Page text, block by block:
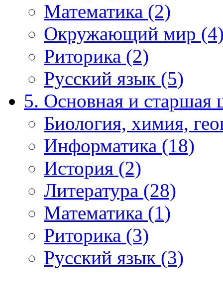
Математика (2)
Окружающий мир
Риторика (2)
Русский язык (5)
5. Основная и старшая
Биология, химия,
Информатика (18)
История (2)
Литература (28)
Математика (1)
Риторика (3)
Русский язык (3)